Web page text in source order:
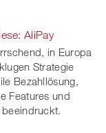
AliPay
in Europa
Strategie
Bezahllösung,
Features und